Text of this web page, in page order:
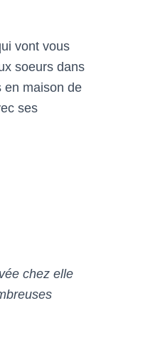
vont vous
soeurs dans
en maison de
ses
chez elle